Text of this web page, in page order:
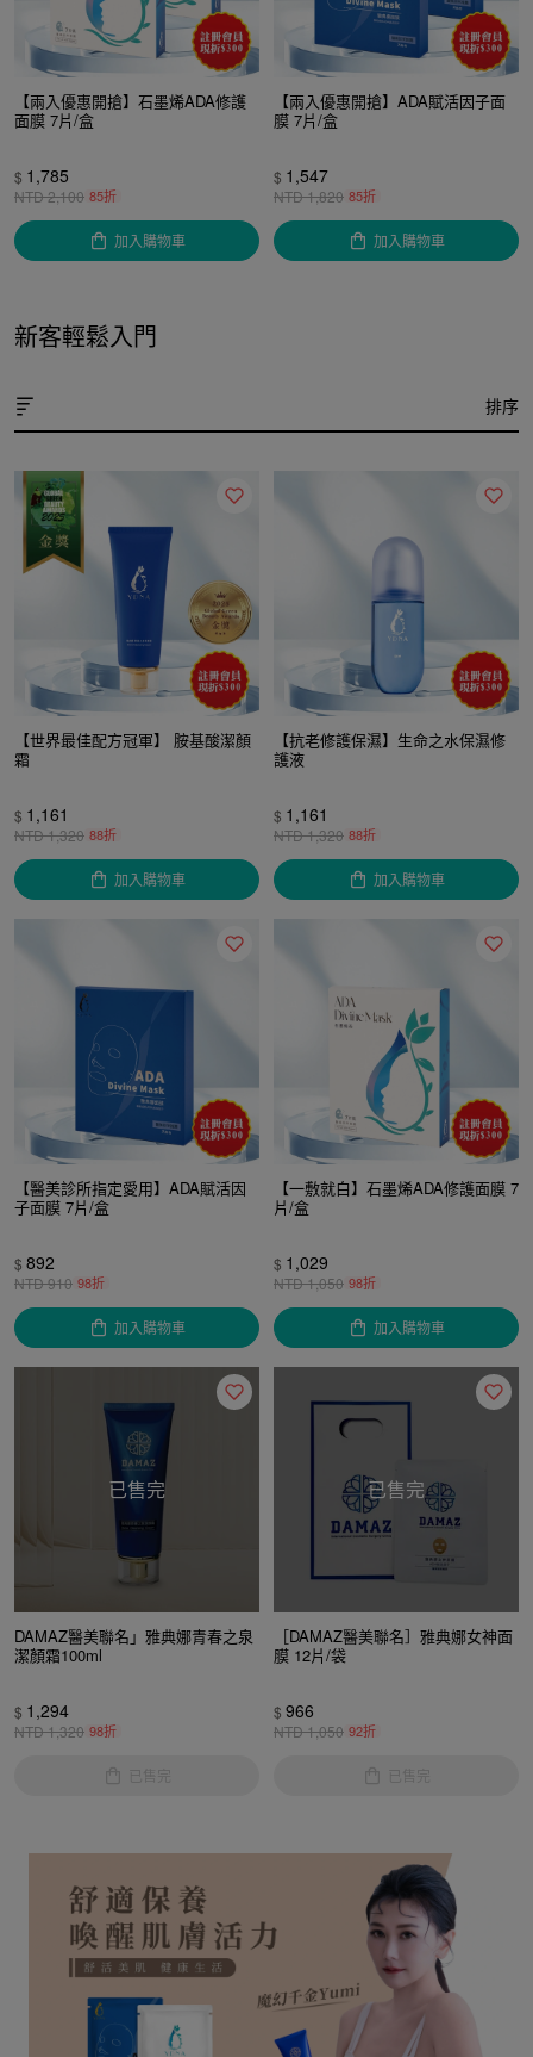
【兩入優惠開搶】石墨烯ADA修護
面膜 7片/盒
$ 1,785
NTD2,100 85折
加入購物車
【兩入優惠開搶】ADA賦活因子面
膜 7片/盒
$ 1,547
NTD1,820 85折
加入購物車
新客輕鬆入門
排序
【世界最佳配方冠軍】 胺基酸潔顏
霜
$ 1,161
NTD1,320 88折
加入購物車
【抗老修護保濕】生命之水保濕修
護液
$ 1,161
NTD1,320 88折
加入購物車
【醫美診所指定愛用】ADA賦活因
子面膜 7片/盒
$ 892
NTD910 98折
加入購物車
【一敷就白】石墨烯ADA修護面膜 7
片/盒
$ 1,029
NTD1,050 98折
加入購物車
已售完
DAMAZ醫美聯名」雅典娜青春之泉
潔顏霜100ml
$ 1,294
NTD1,320 98折
已售完
［DAMAZ醫美聯名］雅典娜女神面
膜 12片/袋
$ 966
NTD1,050 92折